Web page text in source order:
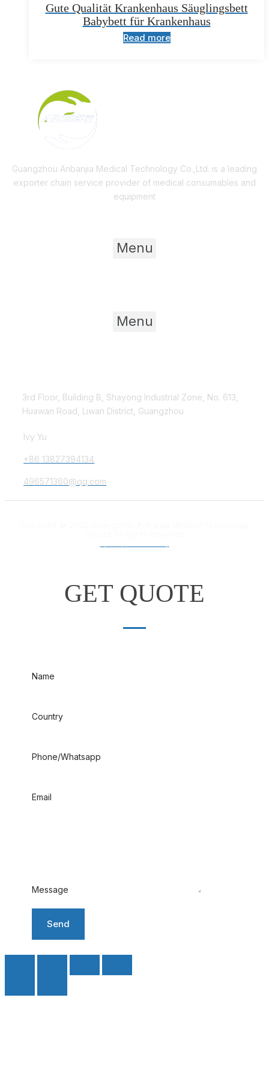
Gute Qualität Krankenhaus Säuglingsbett
Babybett für Krankenhaus
Read more
Guangzhou Anbanjia Medical Technology Co.,Ltd. is a leading
exporter chain service provider of medical consumables and
equipment
Menu
Menu
3rd Floor, Building B, Shayong Industrial Zone, No. 613,
Huawan Road, Liwan District, Guangzhou
Ivy Yu
+86 13827394134
496571360@qq.com
GET QUOTE
Name
Country
Phone/Whatsapp
Email
Message
Send